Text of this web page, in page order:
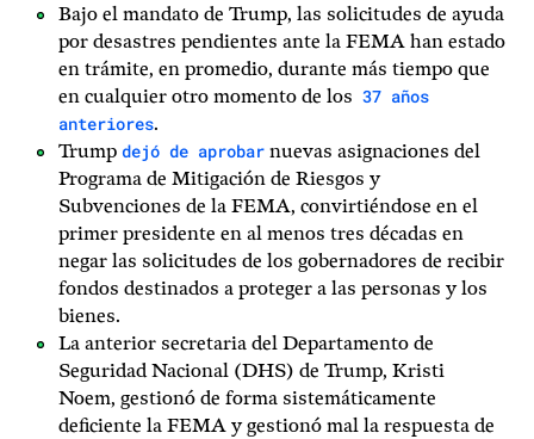
Bajo el mandato de Trump, las solicitudes de ayuda
por desastres pendientes ante la FEMA han estado
en trámite, en promedio, durante más tiempo que
en cualquier otro momento de los 37 años
anteriores.
Trump dejó de aprobar nuevas asignaciones del
Programa de Mitigación de Riesgos y
Subvenciones de la FEMA, convirtiéndose en el
primer presidente en al menos tres décadas en
negar las solicitudes de los gobernadores de recibir
fondos destinados a proteger a las personas y los
bienes.
La anterior secretaria del Departamento de
Seguridad Nacional (DHS) de Trump, Kristi
Noem, gestionó de forma sistemáticamente
deficiente la FEMA y gestionó mal la respuesta de